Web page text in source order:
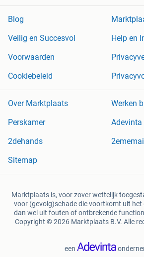
Blog
Veilig en Succesvol
Help en
Voorwaarden
Cookiebeleid
Over Marktplaats
Werken
Perskamer
Adevinta
2dehands
Sitemap
Marktplaats is, voor zover wettelijk
voor (gevolg)schade die voortkomt uit het
dan wel uit fouten of ontbrekende
Copyright © 2026 Marktplaats B.V. Alle
een